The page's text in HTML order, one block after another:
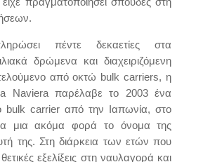
πέντε δεκαετίες στα
δρώμενα και διαχειριζόμενη
από οκτώ bulk carriers, η
Naviera παρέλαβε το 2003 ένα
bulk carrier από την Ιαπωνία, στο
μια ακόμα φορά το όνομα της
της. Στη διάρκεια των ετών που
εξελίξεις στη ναυλαγορά και